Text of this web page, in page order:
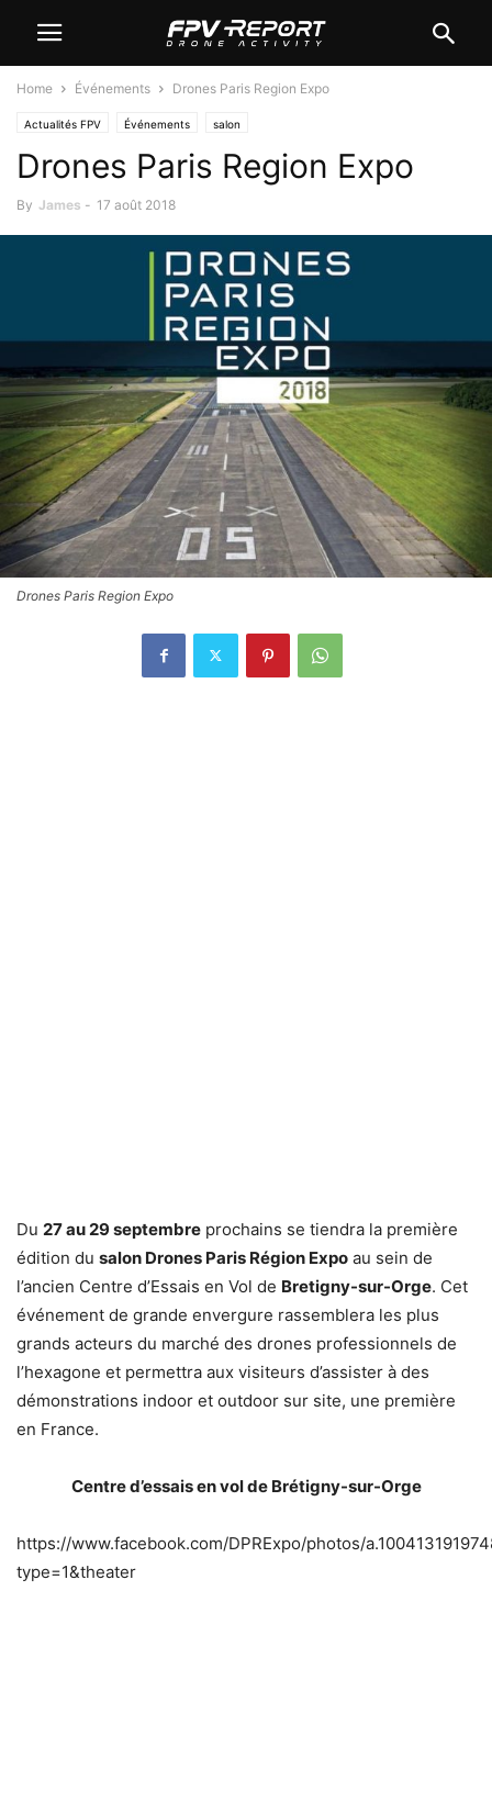
Home Événements Drones Paris Region Expo
Actualités FPV Événements salon
Drones Paris Region Expo
By James - 17 août 2018
Drones Paris Region Expo
Du 27 au 29 septembre prochains se tiendra la première
édition du salon Drones Paris Région Expo au sein de
l’ancien Centre d’Essais en Vol de Bretigny-sur-Orge. Cet
événement de grande envergure rassemblera les plus
grands acteurs du marché des drones professionnels de
l’hexagone et permettra aux visiteurs d’assister à des
démonstrations indoor et outdoor sur site, une première
en France.
Centre d’essais en vol de Brétigny-sur-Orge
https://www.facebook.com/DPRExpo/photos/
type=1&theater